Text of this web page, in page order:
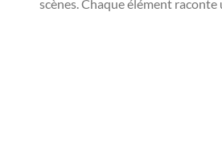
scènes. Chaque élément